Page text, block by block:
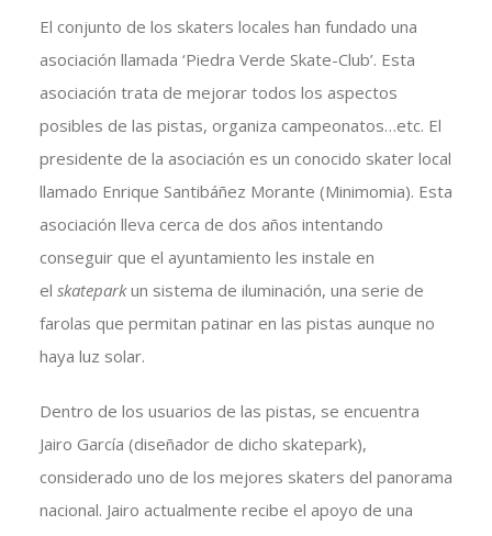
El conjunto de los skaters locales han fundado una
asociación llamada ‘Piedra Verde Skate-Club’. Esta
asociación trata de mejorar todos los aspectos
posibles de las pistas, organiza campeonatos…etc. El
presidente de la asociación es un conocido skater local
llamado Enrique Santibáñez Morante (Minimomia). Esta
asociación lleva cerca de dos años intentando
conseguir que el ayuntamiento les instale en
el skateparkun sistema de iluminación, una serie de
farolas que permitan patinar en las pistas aunque no
haya luz solar.
Dentro de los usuarios de las pistas, se encuentra
Jairo García (diseñador de dicho skatepark),
considerado uno de los mejores skaters del panorama
nacional. Jairo actualmente recibe el apoyo de una